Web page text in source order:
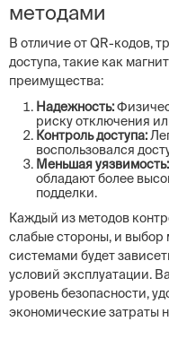
методами
В отличие от QR-кодов,
доступа, такие как
преимущества:
Надежность:
риску отключения
Контроль доступа:
воспользовался
Меньшая уязвимость:
обладают более
подделки.
Каждый из методов
слабые стороны, и
системами будет
условий эксплуатации.
уровень безопасности,
экономические затраты